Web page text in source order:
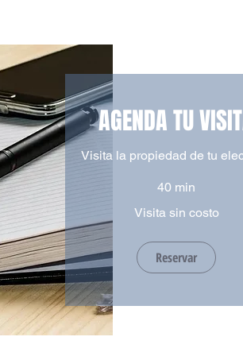
AGENDA TU
Visita la propiedad de tu
40 min
Visita sin costo
Reservar